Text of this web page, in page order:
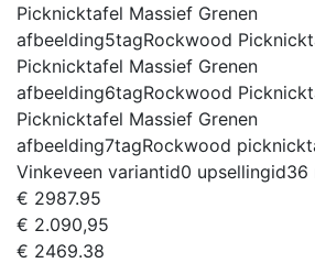
Picknicktafel Massief Grenen
afbeelding5tagRockwood
Picknicktafel Massief Grenen
afbeelding6tagRockwood
Picknicktafel Massief Grenen
afbeelding7tagRockwood
Vinkeveen variantid0 upsellingid36
€ 2987.95
€ 2.090,95
€ 2469.38